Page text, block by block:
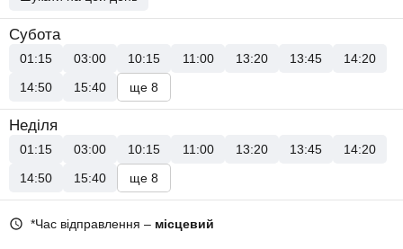
Субота
01:15 03:00 10:15 11:00 13:20 13:45
14:20
14:50
15:40 ще 8
Неділя
01:15 03:00 10:15 11:00 13:20 13:45
14:20
14:50
15:40 ще 8
*Час відправлення – місцевий